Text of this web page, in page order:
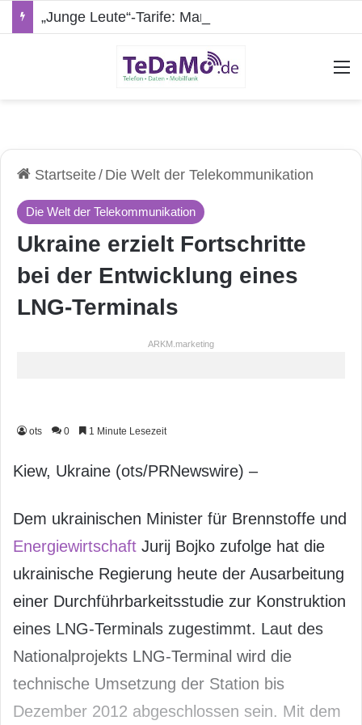
Startseite/ Die Welt der Telekommunikation
Die Welt der Telekommunikation
Ukraine erzielt Fortschritte
bei der Entwicklung eines
LNG-Terminals
ARKM.marketing
ots 0 1 Minute Lesezeit
Kiew, Ukraine (ots/PRNewswire) –
Dem ukrainischen Minister für Brennstoffe und
Energiewirtschaft Jurij Bojko zufolge hat die
ukrainische Regierung heute der Ausarbeitung
einer Durchführbarkeitsstudie zur Konstruktion
eines LNG-Terminals zugestimmt. Laut des
Nationalprojekts LNG-Terminal wird die
technische Umsetzung der Station bis
Dezember 2012 abgeschlossen sein. Mit dem